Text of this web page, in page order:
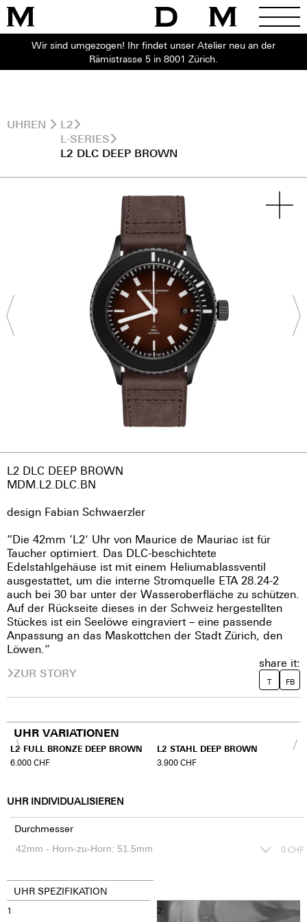
Wir sind umgezogen! Ihr findet unser Atelier neu an der
Rämistrasse 5 in 8001 Zürich.
UHREN
L2
L-SERIES
L2 DLC DEEP BROWN
L2 DLC DEEP BROWN
MDM.L2.DLC.BN
design Fabian Schwaerzler
“Die 42mm ‘L2’ Uhr von Maurice de Mauriac ist für
Taucher optimiert. Das DLC-beschichtete
Edelstahlgehäuse ist mit einem Heliumablassventil
ausgestattet, um die interne Stromquelle ETA 28.24-2
auch bei 30 bar unter der Wasseroberfläche zu schützen.
Auf der Rückseite dieses in der Schweiz hergestellten
Stückes ist ein Seelöwe eingraviert – eine passende
Anpassung an das Maskottchen der Stadt Zürich, den
Löwen.”
ZUR STORY
share it:
T FB
UHR VARIATIONEN
L2 FULL BRONZE DEEP BROWN
6.000CHF
L2 STAHL DEEP BROWN
3.900CHF
UHR INDIVIDUALISIEREN
Durchmesser
0 CHF
UHR SPEZIFIKATION
1 2